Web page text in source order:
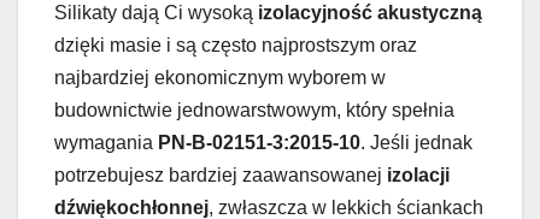
Silikaty dają Ci wysoką izolacyjność akustyczną
dzięki masie i są często najprostszym oraz
najbardziej ekonomicznym wyborem w
budownictwie jednowarstwowym, który spełnia
wymagania PN-B-02151-3:2015-10. Jeśli jednak
potrzebujesz bardziej zaawansowanej izolacji
dźwiękochłonnej, zwłaszcza w lekkich ściankach